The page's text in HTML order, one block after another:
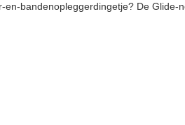
bandenopleggerdingetje? De Glide-